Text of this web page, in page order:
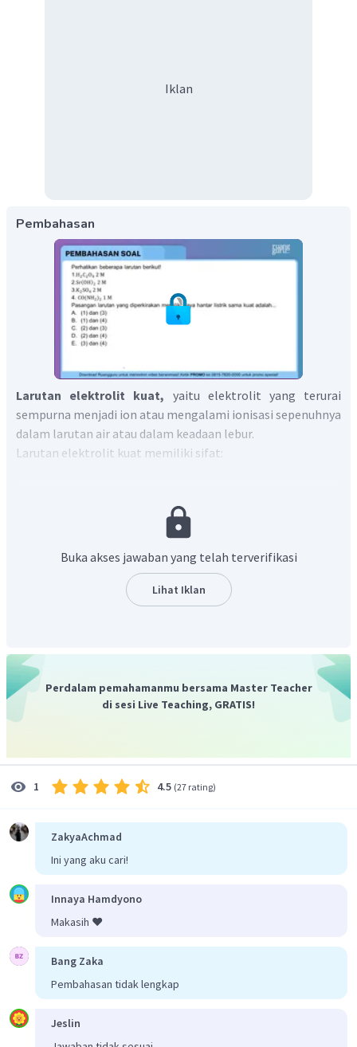
Iklan
Pembahasan
Larutan elektrolit kuat, yaitu elektrolit yang terurai
sempurna menjadi ion atau mengalami ionisasi sepenuhnya
dalam larutan air atau dalam keadaan lebur.
Larutan elektrolit kuat memiliki sifat:
Menghantarkan arus listrik atau daya hantar listrik
Terdapat banyak gelembung gas
Berdasarkan dari terbentuknya ikatan ion dalam larutan,
Larutan
termasuk larutan elektrolit kuat,
Larutan K2SO4termasuk larutan elektrolit kuat,
karena K2 SO4
merupakan garam yang berasal dari
basa kuat yaitu KOH dan asam kuat yaitu
Jadi, jawaban yang benar adalah C.
Buka akses jawaban yang telah terverifikasi
Lihat Iklan
Perdalam pemahamanmu bersama Master Teacher
di sesi Live Teaching, GRATIS!
1 4.5 (27 rating)
ZakyaAchmad
Ini yang aku cari!
Innaya Hamdyono
Makasih ❤️
Bang Zaka
Pembahasan tidak lengkap
Jeslin